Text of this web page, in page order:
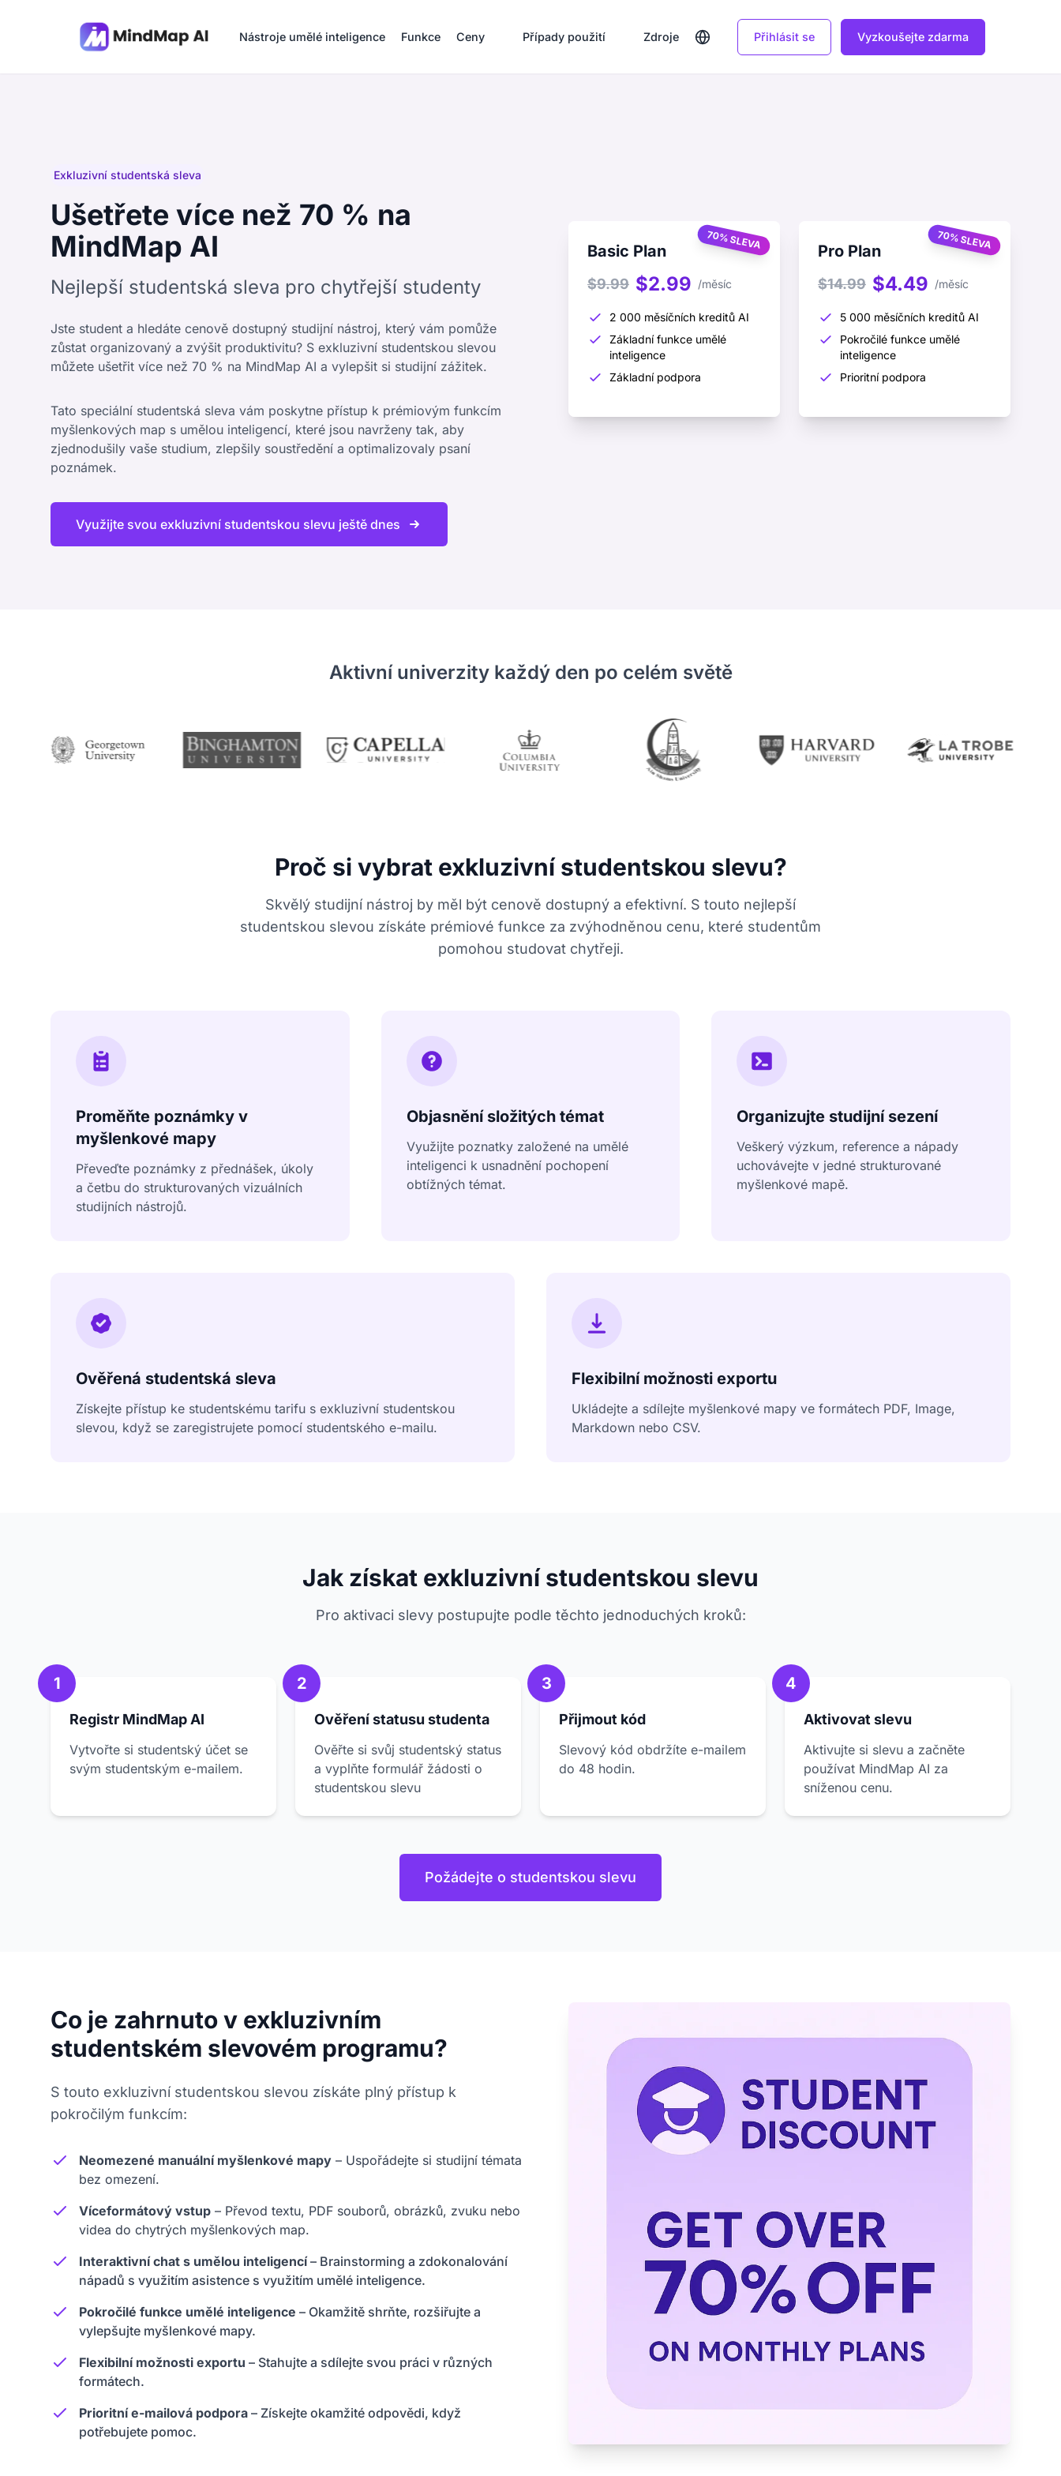
Nástroje umělé inteligence Funkce Ceny Případy použití Zdroje Přihlásit se Vyzkoušejte zdarma
Exkluzivní studentská sleva
Ušetřete více než 70 % na
MindMap AI
Nejlepší studentská sleva pro chytřejší studenty
Jste student a hledáte cenově dostupný studijní nástroj, který vám pomůže
zůstat organizovaný a zvýšit produktivitu? S exkluzivní studentskou slevou
můžete ušetřit více než 70 % na MindMap AI a vylepšit si studijní zážitek.
Tato speciální studentská sleva vám poskytne přístup k prémiovým funkcím
myšlenkových map s umělou inteligencí, které jsou navrženy tak, aby
zjednodušily vaše studium, zlepšily soustředění a optimalizovaly psaní
poznámek.
Využijte svou exkluzivní studentskou slevu ještě dnes
70% SLEVA
Basic Plan
$9.99 $2.99 /měsíc
2 000 měsíčních kreditů AI
Základní funkce umělé
inteligence
Základní podpora
70% SLEVA
Pro Plan
$14.99 $4.49 /měsíc
5 000 měsíčních kreditů AI
Pokročilé funkce umělé
inteligence
Prioritní podpora
Aktivní univerzity každý den po celém světě
Proč si vybrat exkluzivní studentskou slevu?
Skvělý studijní nástroj by měl být cenově dostupný a efektivní. S touto nejlepší
studentskou slevou získáte prémiové funkce za zvýhodněnou cenu, které studentům
pomohou studovat chytřeji.
Proměňte poznámky v
myšlenkové mapy
Převeďte poznámky z přednášek, úkoly
a četbu do strukturovaných vizuálních
studijních nástrojů.
Objasnění složitých témat
Využijte poznatky založené na umělé
inteligenci k usnadnění pochopení
obtížných témat.
Organizujte studijní sezení
Veškerý výzkum, reference a nápady
uchovávejte v jedné strukturované
myšlenkové mapě.
Ověřená studentská sleva
Získejte přístup ke studentskému tarifu s exkluzivní studentskou
slevou, když se zaregistrujete pomocí studentského e-mailu.
Flexibilní možnosti exportu
Ukládejte a sdílejte myšlenkové mapy ve formátech PDF, Image,
Markdown nebo CSV.
Jak získat exkluzivní studentskou slevu
Pro aktivaci slevy postupujte podle těchto jednoduchých kroků:
1
Registr MindMap AI
Vytvořte si studentský účet se
svým studentským e-mailem.
2
Ověření statusu studenta
Ověřte si svůj studentský status
a vyplňte formulář žádosti o
studentskou slevu
3
Přijmout kód
Slevový kód obdržíte e-mailem
do 48 hodin.
4
Aktivovat slevu
Aktivujte si slevu a začněte
používat MindMap AI za
sníženou cenu.
Požádejte o studentskou slevu
Co je zahrnuto v exkluzivním
studentském slevovém programu?
S touto exkluzivní studentskou slevou získáte plný přístup k
pokročilým funkcím:
Neomezené manuální myšlenkové mapy – Uspořádejte si studijní témata
bez omezení.
Víceformátový vstup – Převod textu, PDF souborů, obrázků, zvuku nebo
videa do chytrých myšlenkových map.
Interaktivní chat s umělou inteligencí– Brainstorming a zdokonalování
nápadů s využitím asistence s využitím umělé inteligence.
Pokročilé funkce umělé inteligence – Okamžitě shrňte, rozšiřujte a
vylepšujte myšlenkové mapy.
Flexibilní možnosti exportu – Stahujte a sdílejte svou práci v různých
formátech.
Prioritní e-mailová podpora – Získejte okamžité odpovědi, když
potřebujete pomoc.